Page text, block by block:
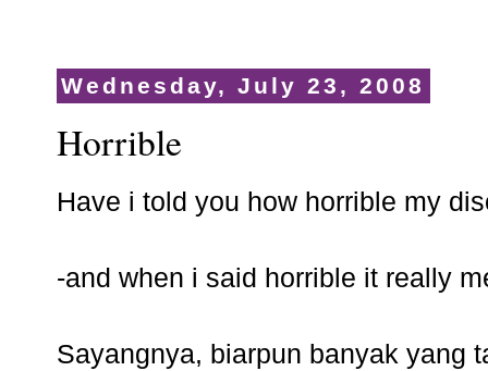
Wednesday, July 23, 2008
Horrible
Have i told you how horrible my
-and when i said horrible it really
Sayangnya, biarpun banyak yang